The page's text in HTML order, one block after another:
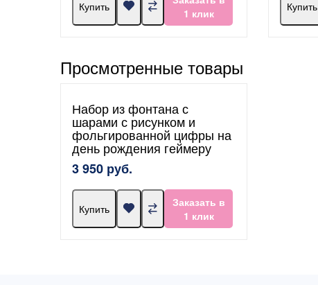
Купить
1 клик
Купить
Просмотренные товары
Набор из фонтана с
шарами с рисунком и
фольгированной цифры на
день рождения геймеру
3 950 руб.
Купить
Заказать в
1 клик